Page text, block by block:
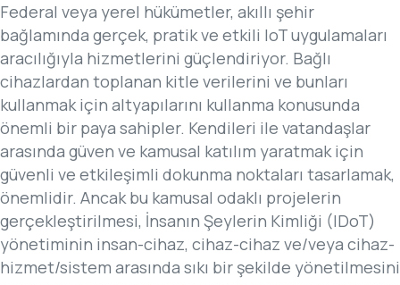
Federal veya yerel hükümetler, akıllı şehir
bağlamında gerçek, pratik ve etkili IoT uygulamaları
aracılığıyla hizmetlerini güçlendiriyor. Bağlı
cihazlardan toplanan kitle verilerini ve bunları
kullanmak için altyapılarını kullanma konusunda
önemli bir paya sahipler. Kendileri ile vatandaşlar
arasında güven ve kamusal katılım yaratmak için
güvenli ve etkileşimli dokunma noktaları tasarlamak,
önemlidir. Ancak bu kamusal odaklı projelerin
gerçekleştirilmesi, İnsanın Şeylerin Kimliği (IDoT)
yönetiminin insan-cihaz, cihaz-cihaz ve/veya cihaz-
hizmet/sistem arasında sıkı bir şekilde yönetilmesini